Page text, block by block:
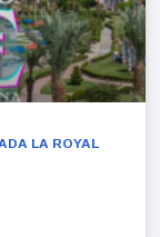
LA ROYAL